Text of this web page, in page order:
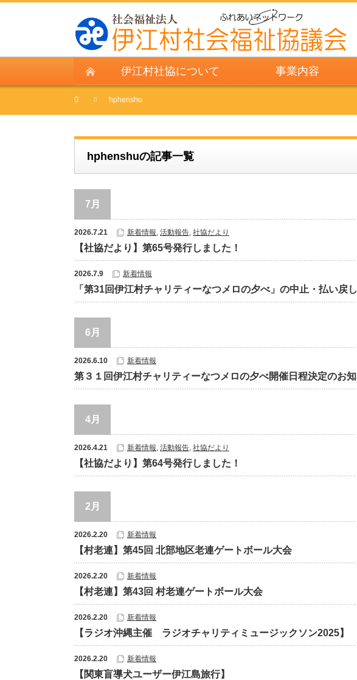
伊江村社協について 事業内容
hphenshu
hphenshuの記事一覧
7月
2026.7.21 新着情報, 活動報告, 社協だより
【社協だより】第65号発行しました！
2026.7.9 新着情報
「第31回伊江村チャリティーなつメロの夕べ」の中止・払い戻
6月
2026.6.10 新着情報
第３１回伊江村チャリティーなつメロの夕べ開催日程決定のお
4月
2026.4.21 新着情報, 活動報告, 社協だより
【社協だより】第64号発行しました！
2月
2026.2.20 新着情報
【村老連】第45回 北部地区老連ゲートボール大会
2026.2.20 新着情報
【村老連】第43回 村老連ゲートボール大会
2026.2.20 新着情報
【ラジオ沖縄主催 ラジオチャリティミュージックソン2025】
2026.2.20 新着情報
【関東盲導犬ユーザー伊江島旅行】